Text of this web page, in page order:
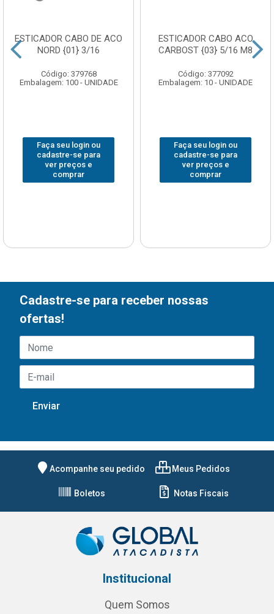
ESTICADOR CABO DE ACO
NORD {01} 3/16
Código: 379768
Embalagem: 100 - UNIDADE
Faça seu login ou
cadastre-se para
ver preços e
comprar
ESTICADOR CABO ACO
CARBOST {03} 5/16 M8
Código: 377092
Embalagem: 10 - UNIDADE
Faça seu login ou
cadastre-se para
ver preços e
comprar
Cadastre-se para receber nossas
ofertas!
Acompanhe seu pedido Meus Pedidos
Boletos Notas Fiscais
Institucional
Quem Somos